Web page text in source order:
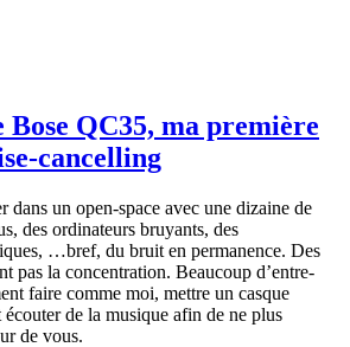
Bose QC35, ma première
cancelling
dans un open-space avec une dizaine de
des ordinateurs bruyants, des
…bref, du bruit en permanence. Des
pas la concentration. Beaucoup d’entre-
faire comme moi, mettre un casque
écouter de la musique afin de ne plus
de vous.